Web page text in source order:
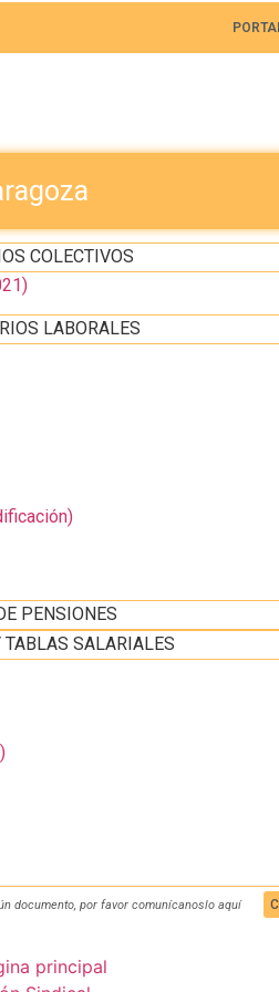
COLECTIVOS
LABORALES
PENSIONES
TABLAS SALARIALES
documento, por favor comunícanoslo aquí